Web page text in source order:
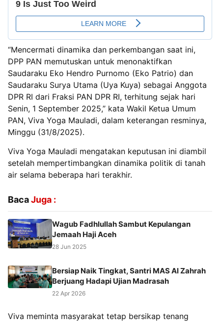
“Mencermati dinamika dan perkembangan saat ini,
DPP PAN memutuskan untuk menonaktifkan
Saudaraku Eko Hendro Purnomo (Eko Patrio) dan
Saudaraku Surya Utama (Uya Kuya) sebagai Anggota
DPR RI dari Fraksi PAN DPR RI, terhitung sejak hari
Senin, 1 September 2025,” kata Wakil Ketua Umum
PAN, Viva Yoga Mauladi, dalam keterangan resminya,
Minggu (31/8/2025).
Viva Yoga Mauladi mengatakan keputusan ini diambil
setelah mempertimbangkan dinamika politik di tanah
air selama beberapa hari terakhir.
BacaJuga :
Wagub Fadhlullah Sambut Kepulangan
Jemaah Haji Aceh
28 Jun 2025
Bersiap Naik Tingkat, Santri MAS Al Zahrah
Berjuang Hadapi Ujian Madrasah
22 Apr 2026
Viva meminta masyarakat tetap bersikap tenang